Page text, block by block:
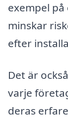
exempel
minskar
efter
Det är
varje
deras